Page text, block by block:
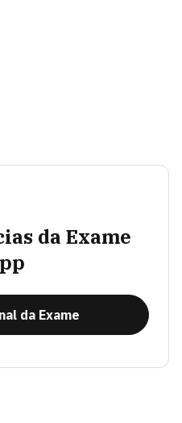
da Exame
da Exame